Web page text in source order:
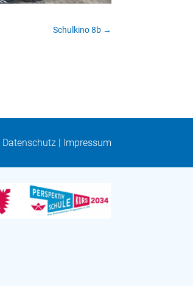
Schulkino 8b→
Datenschutz | Impressum